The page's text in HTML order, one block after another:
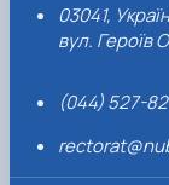
03041,
вул. Героїв
(044) 527-